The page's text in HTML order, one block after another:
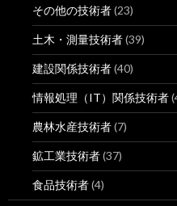
その他の技術者(23)
土木・測量技術者(39)
建設関係技術者(40)
情報処理（IT）関係技術者
農林水産技術者(7)
鉱工業技術者(37)
食品技術者(4)